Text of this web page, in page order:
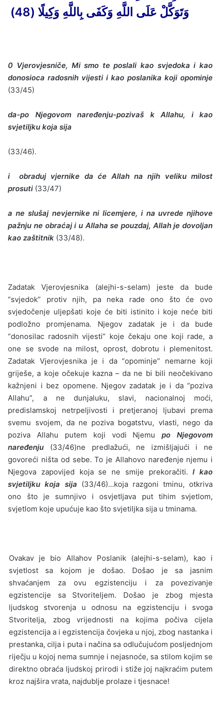
وَتَوَكَّلْ عَلَى اللَّهِ وَكَفَى بِاللَّهِ وَكِيلًا (48)
0 Vjerovjesniče, Mi smo te poslali kao svjedoka i kao
donosioca radosnih vijesti i kao poslanika koji opominje
(33/45)
da-po Njegovom naređenju-pozivaš k Allahu, i kao
svjetiljku koja sija
(33/46).
i obraduj vjernike da će Allah na njih veliku milost
prosuti (33/47)
a ne slušaj nevjernike ni licemjere, i na uvrede njihove
pažnju ne obraćaj i u Allaha se pouzdaj, Allah je dovoljan
kao zaštitnik (33/48).
Zadatak Vjerovjesnika (alejhi-s-selam) jeste da bude
“svjedok” protiv njih, pa neka rade ono što će ovo
svjedočenje uljepšati koje će biti istinito i koje neće biti
podložno promjenama. Njegov zadatak je i da bude
“donosilac radosnih vijesti” koje čekaju one koji rade, a
one se svode na milost, oprost, dobrotu i plemenitost.
Zadatak Vjerovjesnika je i da “opominje” nemarne koji
griješe, a koje očekuje kazna – da ne bi bili neočekivano
kažnjeni i bez opomene. Njegov zadatak je i da “poziva
Allahu”, a ne dunjaluku, slavi, nacionalnoj moći,
predislamskoj netrpeljivosti i pretjeranoj ljubavi prema
svemu svojem, da ne poziva bogatstvu, vlasti, nego da
poziva Allahu putem koji vodi Njemupo Njegovom
naređenju (33/46)ne predlažući, ne izmišljajući i ne
govoreći ništa od sebe. To je Allahovo naređenje njemu i
Njegova zapovijed koja se ne smije prekoračiti. I kao
svjetiljku koja sija (33/46)…koja razgoni tminu, otkriva
ono što je sumnjivo i osvjetljava put tihim svjetlom,
svjetlom koje upućuje kao što svjetiljka sija u tminama.
Ovakav je bio Allahov Poslanik (alejhi-s-selam), kao i
svjetlost sa kojom je došao. Došao je sa jasnim
shvaćanjem za ovu egzistenciju i za povezivanje
egzistencije sa Stvoriteljem. Došao je zbog mjesta
ljudskog stvorenja u odnosu na egzistenciju i svoga
Stvoritelja, zbog vrijednosti na kojima počiva cijela
egzistencija a i egzistencija čovjeka u njoj, zbog nastanka i
prestanka, cilja i puta i načina sa odlučujućom posljednjom
riječju u kojoj nema sumnje i nejasnoće, sa stilom kojim se
direktno obraća ljudskoj prirodi i stiže joj najkraćim putem
kroz najšira vrata, najdublje prolaze i tjesnace!